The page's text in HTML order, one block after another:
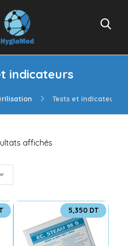
indicateurs
Tests et indicateurs
affichés
5,350 DT